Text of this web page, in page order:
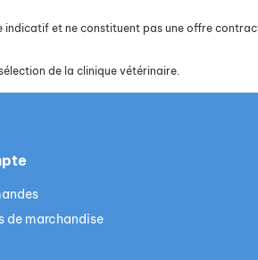
et ne constituent pas une offre
de la clinique vétérinaire.
de marchandise